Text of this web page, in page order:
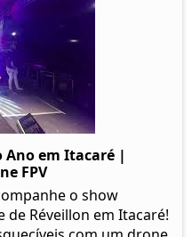
Ano em Itacaré |
FPV
o show
Réveillon em Itacaré!